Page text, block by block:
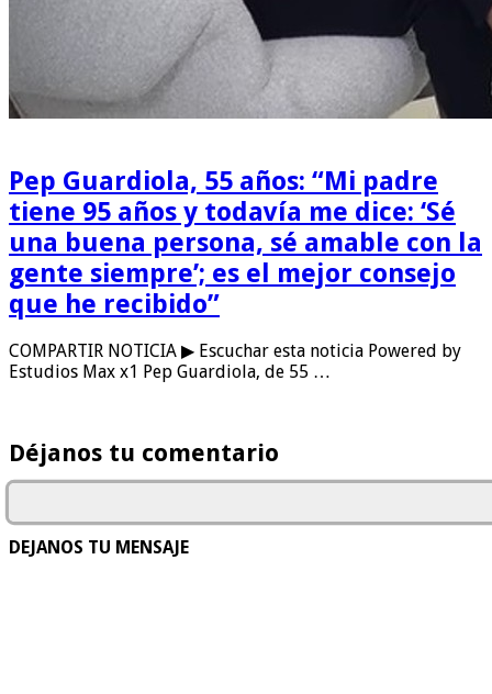
Pep Guardiola, 55 años: “Mi padre
tiene 95 años y todavía me dice: ‘Sé
una buena persona, sé amable con la
gente siempre’; es el mejor consejo
que he recibido”
COMPARTIR NOTICIA ▶ Escuchar esta noticia Powered by
Estudios Max x1 Pep Guardiola, de 55 …
Déjanos tu comentario
DEJANOS TU MENSAJE